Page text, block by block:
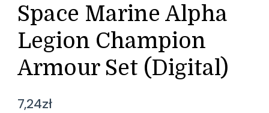
Space Marine Alpha
Legion Champion
Armour Set (Digital)
7,24zł